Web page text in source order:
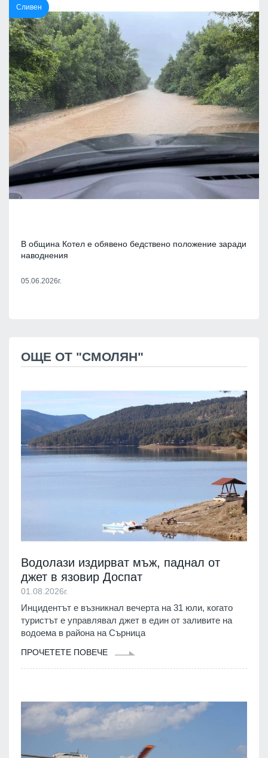
Сливен
В община Котел е обявено бедствено положение заради
наводнения
05.06.2026г.
ОЩЕ ОТ "СМОЛЯН"
Водолази издирват мъж, паднал от
джет в язовир Доспат
01.08.2026г.
Инцидентът е възникнал вечерта на 31 юли, когато
туристът е управлявал джет в един от заливите на
водоема в района на Сърница
ПРОЧЕТЕТЕ ПОВЕЧЕ